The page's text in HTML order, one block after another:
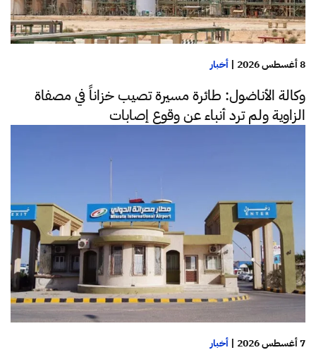
8 أغسطس 2026 | أخبار
وكالة الأناضول: طائرة مسيرة تصيب خزاناً في مصفاة
الزاوية ولم ترد أنباء عن وقوع إصابات
7 أغسطس 2026 | أخبار